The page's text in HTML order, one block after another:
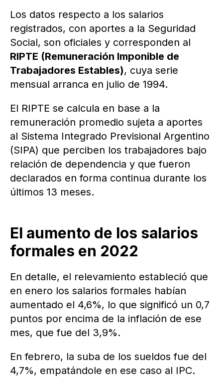
Los datos respecto a los salarios
registrados, con aportes a la Seguridad
Social, son oficiales y corresponden al
RIPTE (Remuneración Imponible de
Trabajadores Estables), cuya serie
mensual arranca en julio de 1994.
El RIPTE se calcula en base a la
remuneración promedio sujeta a aportes
al Sistema Integrado Previsional Argentino
(SIPA) que perciben los trabajadores bajo
relación de dependencia y que fueron
declarados en forma continua durante los
últimos 13 meses.
El aumento de los salarios
formales en 2022
En detalle, el relevamiento estableció que
en enero los salarios formales habían
aumentado el 4,6%, lo que significó un 0,7
puntos por encima de la inflación de ese
mes, que fue del 3,9%.
En febrero, la suba de los sueldos fue del
4,7%, empatándole en ese caso al IPC.